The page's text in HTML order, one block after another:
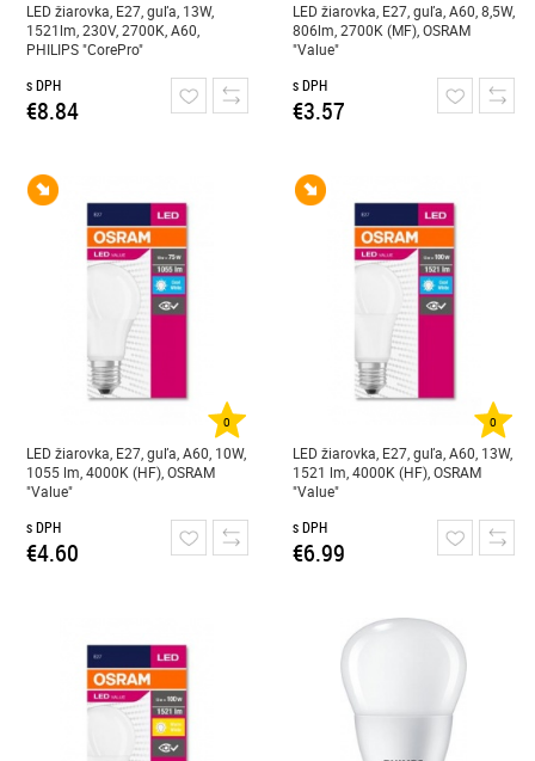
LED žiarovka, E27, guľa, 13W,
1521lm, 230V, 2700K, A60,
PHILIPS "CorePro"
s DPH
€8.84
LED žiarovka, E27, guľa, A60, 8,5W,
806lm, 2700K (MF), OSRAM
"Value"
s DPH
€3.57
0
LED žiarovka, E27, guľa, A60, 10W,
1055 lm, 4000K (HF), OSRAM
"Value"
s DPH
€4.60
0
LED žiarovka, E27, guľa, A60, 13W,
1521 lm, 4000K (HF), OSRAM
"Value"
s DPH
€6.99